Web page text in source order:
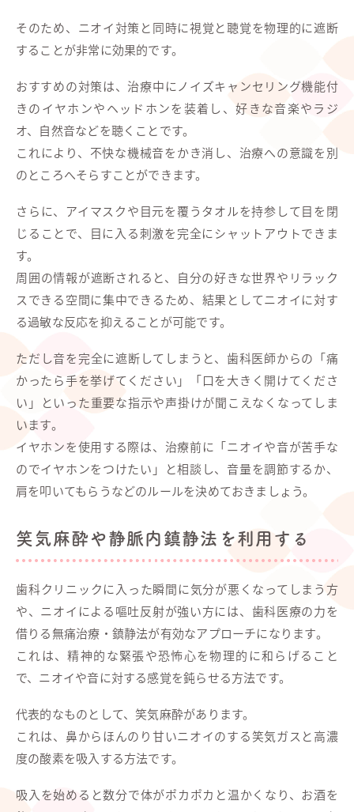
そのため、ニオイ対策と同時に視覚と聴覚を物理的に遮断
することが非常に効果的です。
おすすめの対策は、治療中にノイズキャンセリング機能付
きのイヤホンやヘッドホンを装着し、好きな音楽やラジ
オ、自然音などを聴くことです。
これにより、不快な機械音をかき消し、治療への意識を別
のところへそらすことができます。
さらに、アイマスクや目元を覆うタオルを持参して目を閉
じることで、目に入る刺激を完全にシャットアウトできま
す。
周囲の情報が遮断されると、自分の好きな世界やリラック
スできる空間に集中できるため、結果としてニオイに対す
る過敏な反応を抑えることが可能です。
ただし音を完全に遮断してしまうと、歯科医師からの「痛
かったら手を挙げてください」「口を大きく開けてくださ
い」といった重要な指示や声掛けが聞こえなくなってしま
います。
イヤホンを使用する際は、治療前に「ニオイや音が苦手な
のでイヤホンをつけたい」と相談し、音量を調節するか、
肩を叩いてもらうなどのルールを決めておきましょう。
笑気麻酔や静脈内鎮静法を利用する
歯科クリニックに入った瞬間に気分が悪くなってしまう方
や、ニオイによる嘔吐反射が強い方には、歯科医療の力を
借りる無痛治療・鎮静法が有効なアプローチになります。
これは、精神的な緊張や恐怖心を物理的に和らげること
で、ニオイや音に対する感覚を鈍らせる方法です。
代表的なものとして、笑気麻酔があります。
これは、鼻からほんのり甘いニオイのする笑気ガスと高濃
度の酸素を吸入する方法です。
吸入を始めると数分で体がポカポカと温かくなり、お酒を